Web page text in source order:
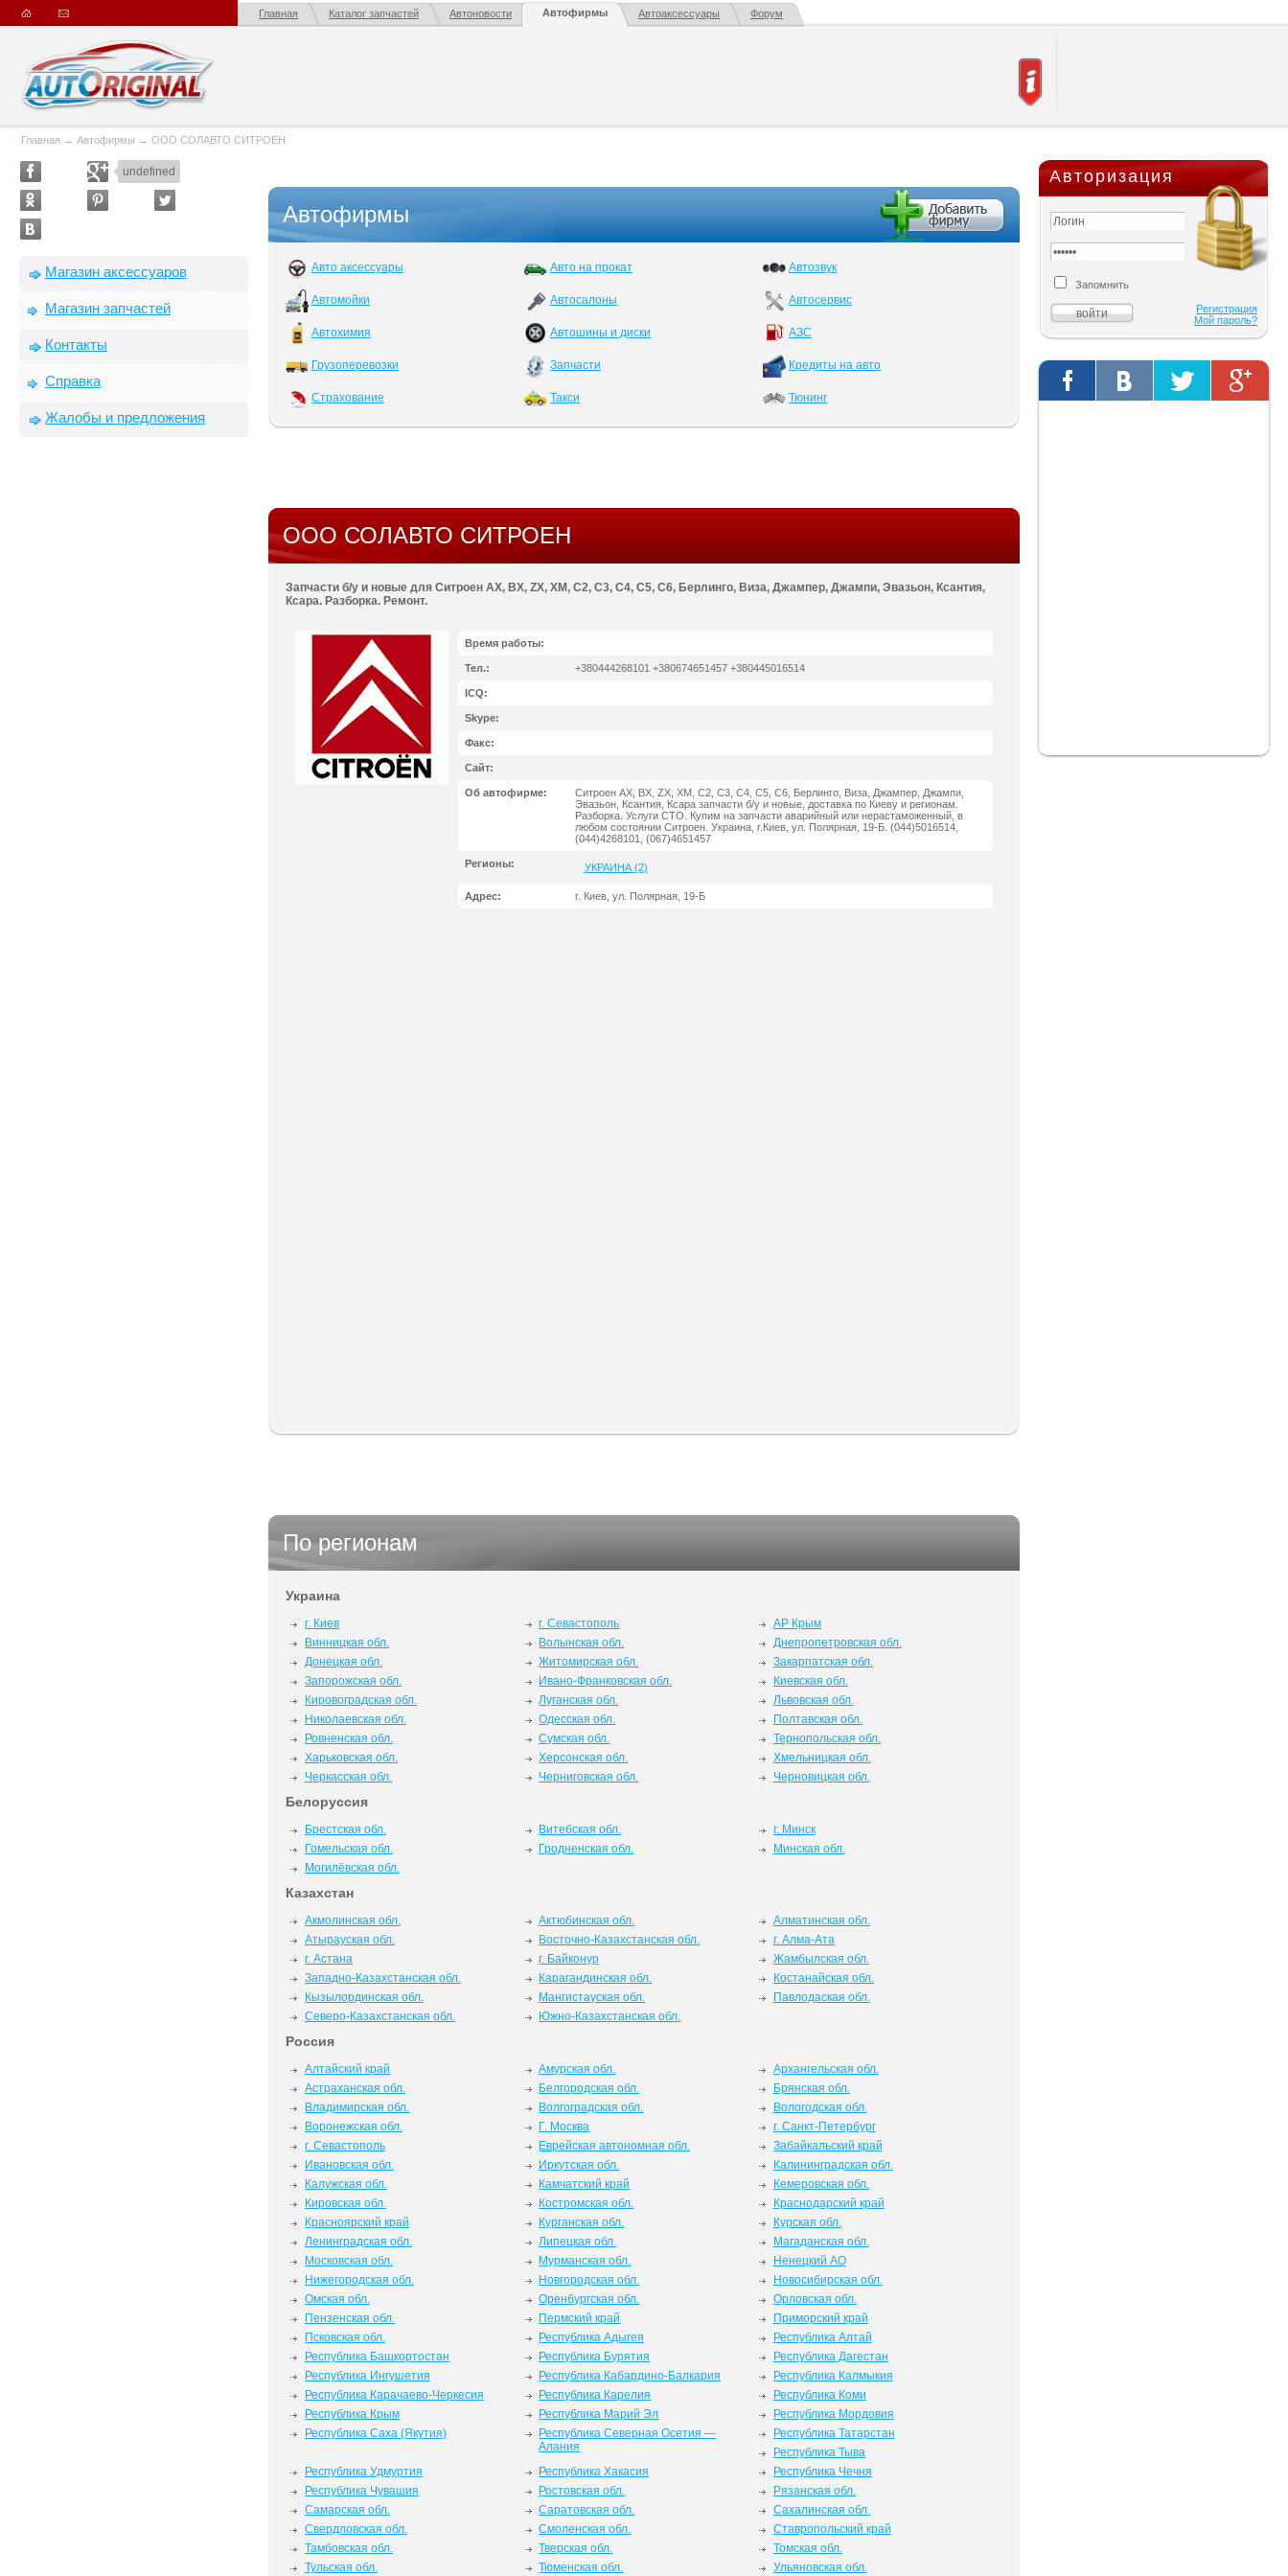
Главная Каталог запчастей Автоновости Автофирмы Автоаксессуары Форум
Главная → Автофирмы → ООО СОЛАВТО СИТРОЕН
undefined
Магазин аксессуаров
Магазин запчастей
Контакты
Справка
Жалобы и предложения
Автофирмы
Авто аксессуары Авто на прокат Автозвук
Автомойки Автосалоны Автосервис
Автохимия Автошины и диски АЗС
Грузоперевозки Запчасти Кредиты на авто
Страхование Такси Тюнинг
ООО СОЛАВТО СИТРОЕН
Запчасти б/у и новые для Ситроен АХ, ВХ, ZX, XM, C2, C3, C4, C5, C6, Берлинго, Виза, Джампер, Джампи, Эвазьон, Ксантия,
Ксара. Разборка. Ремонт.
Время работы:
Тел.: +380444268101 +380674651457 +380445016514
ICQ:
Skype:
Факс:
Сайт:
Об автофирме:
Ситроен АХ, ВХ, ZX, XM, C2, C3, C4, C5, C6, Берлинго, Виза, Джампер, Джампи,
Эвазьон, Ксантия, Ксара запчасти б/у и новые, доставка по Киеву и регионам.
Разборка. Услуги СТО. Купим на запчасти аварийный или нерастаможенный, в
любом состоянии Ситроен. Украина, г.Киев, ул. Полярная, 19-Б. (044)5016514,
(044)4268101, (067)4651457
Регионы: УКРАИНА (2)
Адрес: г. Киев, ул. Полярная, 19-Б
По регионам
Украина
г. Киев г. Севастополь
АР Крым
Винницкая обл.
Волынская обл.
Днепропетровская обл.
Донецкая обл.
Житомирская обл.
Закарпатская обл.
Запорожская обл.
Ивано-Франковская обл.
Киевская обл.
Кировоградская обл.
Луганская обл.
Львовская обл.
Николаевская обл.
Одесская обл.
Полтавская обл.
Ровненская обл.
Сумская обл.
Тернопольская обл.
Харьковская обл.
Херсонская обл.
Хмельницкая обл.
Черкасская обл.
Черниговская обл. Черновицкая обл.
Белоруссия
Брестская обл. Витебская обл.
г. Минск
Гомельская обл.
Гродненская обл.
Минская обл.
Могилёвская обл.
Казахстан
Акмолинская обл. Актюбинская обл.
Алматинская обл.
Атырауская обл.
Восточно-Казахстанская обл.
г. Алма-Ата
г. Астана
г. Байконур
Жамбылская обл.
Западно-Казахстанская обл.
Карагандинская обл.
Костанайская обл.
Кызылординская обл.
Мангистауская обл.
Павлодаская обл.
Северо-Казахстанская обл.
Южно-Казахстанская обл.
Россия
Алтайский край Амурская обл.
Архангельская обл.
Астраханская обл.
Белгородская обл.
Брянская обл.
Владимирская обл.
Волгоградская обл.
Вологодская обл.
Воронежская обл.
Г. Москва
г. Санкт-Петербург
г. Севастополь
Еврейская автономная обл.
Забайкальский край
Ивановская обл.
Иркутская обл.
Калининградская обл.
Калужская обл.
Камчатский край
Кемеровская обл.
Кировская обл.
Костромская обл.
Краснодарский край
Красноярский край
Курганская обл.
Курская обл.
Ленинградская обл.
Липецкая обл.
Магаданская обл.
Московская обл.
Мурманская обл.
Ненецкий АО
Нижегородская обл.
Новгородская обл.
Новосибирская обл.
Омская обл.
Оренбургская обл.
Орловская обл.
Пензенская обл.
Пермский край
Приморский край
Псковская обл.
Республика Адыгея
Республика Алтай
Республика Башкортостан
Республика Бурятия
Республика Дагестан
Республика Ингушетия
Республика Кабардино-Балкария
Республика Калмыкия
Республика Карачаево-Черкесия
Республика Карелия
Республика Коми
Республика Крым
Республика Марий Эл
Республика Мордовия
Республика Саха (Якутия)
Республика Северная Осетия —
Алания
Республика Татарстан
Республика Тыва
Республика Удмуртия
Республика Хакасия
Республика Чечня
Республика Чувашия
Ростовская обл.
Рязанская обл.
Самарская обл.
Саратовская обл.
Сахалинская обл.
Свердловская обл.
Смоленская обл.
Ставропольский край
Тамбовская обл.
Тверская обл.
Томская обл.
Тульская обл.
Тюменская обл. Ульяновская обл.
Авторизация
Запомнить
Регистрация
Мой пароль?